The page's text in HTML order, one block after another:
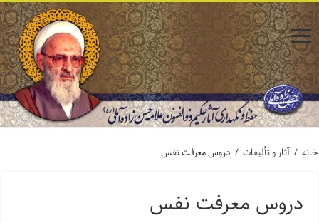
خانه / آثار و تألیفات / دروس معرفت نفس
دروس معرفت نفس